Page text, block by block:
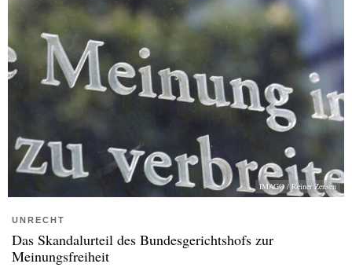
IMAGO / Reiner Zensen
UNRECHT
Das Skandalurteil des Bundesgerichtshofs zur
Meinungsfreiheit